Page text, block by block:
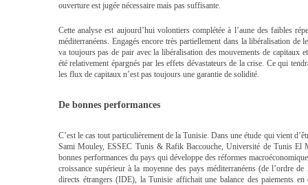
ouverture est jugée nécessaire mais pas suffisante.
Cette analyse est aujourd’hui volontiers complétée à l’aune des faibles
méditerranéens. Engagés encore très partiellement dans la libéralisation de
va toujours pas de pair avec la libéralisation des mouvements de capitaux
été relativement épargnés par les effets dévastateurs de la crise. Ce qui
les flux de capitaux n’est pas toujours une garantie de solidité.
De bonnes performances
C’est le cas tout particulièrement de la Tunisie. Dans une étude qui vient
Sami Mouley, ESSEC Tunis & Rafik Baccouche, Université de Tunis El
bonnes performances du pays qui développe des réformes
croissance supérieur à la moyenne des pays méditerranéens (de l’ordre
directs étrangers (IDE), la Tunisie affichait une balance des paiements